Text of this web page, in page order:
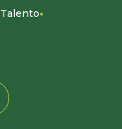
Talento·